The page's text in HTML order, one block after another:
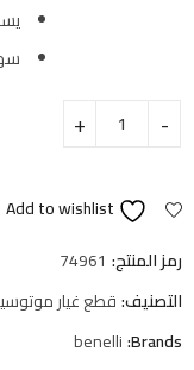
Add to wishlist
رمز المنتج: 74961
التصنيف:قطع غيار
Brands:
benelli